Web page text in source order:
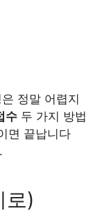
정말 어렵지
수 두 가지 방법
면 끝납니다
로)